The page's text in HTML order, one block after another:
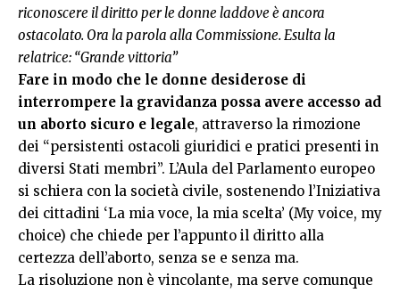
riconoscere il diritto per le donne laddove è ancora
ostacolato. Ora la parola alla Commissione. Esulta la
relatrice: “Grande vittoria”
Fare in modo che le donne desiderose di
interrompere la gravidanza possa avere accesso ad
un aborto sicuro e legale, attraverso la rimozione
dei “persistenti ostacoli giuridici e pratici presenti in
diversi Stati membri”. L’Aula del Parlamento europeo
si schiera con la società civile, sostenendo l’Iniziativa
dei cittadini ‘La mia voce, la mia scelta’ (My voice, my
choice) che chiede per l’appunto il diritto alla
certezza dell’aborto, senza se e senza ma.
La risoluzione non è vincolante, ma serve comunque